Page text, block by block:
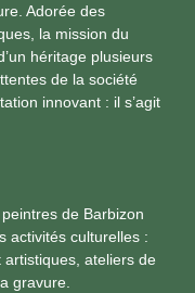
Adorée des
la mission du
héritage plusieurs
de la société
innovant : il s’agit
de Barbizon
activités culturelles :
ateliers de
gravure.